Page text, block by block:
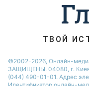
Виталий
ТВОЙ
©2002-2026, Онлайн-
ЗАЩИЩЕНЫ. 04080, г.
(044) 490-01-01. Адрес